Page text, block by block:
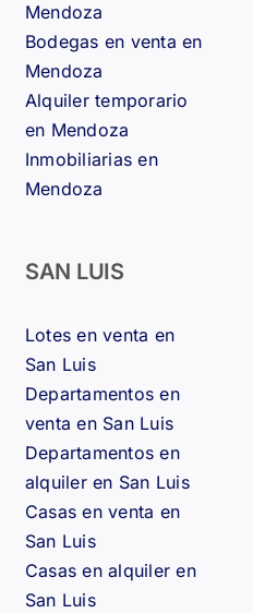
Mendoza
Bodegas en venta en
Mendoza
Alquiler temporario
en Mendoza
Inmobiliarias en
Mendoza
SAN LUIS
Lotes en venta en
San Luis
Departamentos en
venta en San Luis
Departamentos en
alquiler en San Luis
Casas en venta en
San Luis
Casas en alquiler en
San Luis